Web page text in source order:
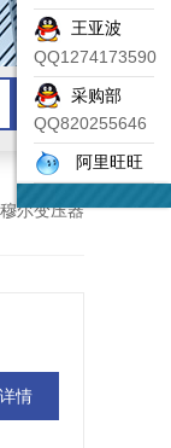
尔变压器
情
王亚波
QQ1274173590
采购部
QQ820255646
阿里旺旺